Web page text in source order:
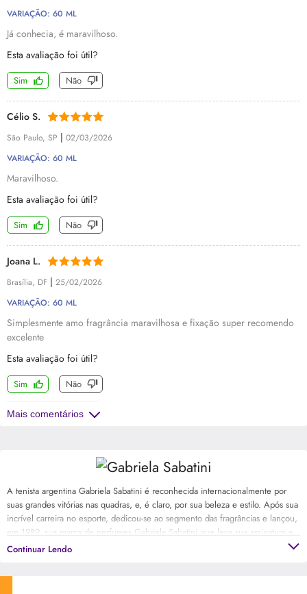
VARIAÇÃO: 60 ML
Já conhecia, é maravilhoso.
Esta avaliação foi útil?
Sim Não
Célio S.
São Paulo, SP | 02/03/2026
VARIAÇÃO: 60 ML
Maravilhoso.
Esta avaliação foi útil?
Sim Não
Joana L.
Brasília, DF | 25/02/2026
VARIAÇÃO: 60 ML
Simplesmente amo fragrância maravilhosa e fixação super recomendo
excelente
Esta avaliação foi útil?
Sim Não
Mais comentários
A tenista argentina Gabriela Sabatini é reconhecida internacionalmente por
suas grandes vitórias nas quadras, e, é claro, por sua beleza e estilo. Após sua
incrível carreira no esporte, dedicou-se ao segmento das fragrâncias e lançou,
em 1989, sua marca de perfumes Gabriela Sabatini que leva sua assinatura e
é sucesso de vendas até hoje em todo o mundo.
Continuar Lendo